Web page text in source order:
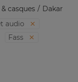
casques
Dakar
audio
Fass